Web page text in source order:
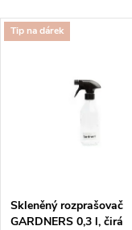
Tip na dárek
Skleněný rozprašovač
GARDNERS 0,3 l, čirá